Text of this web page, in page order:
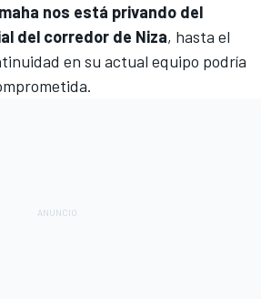
nos está privando del
del corredor de Niza, hasta el
en su actual equipo podría